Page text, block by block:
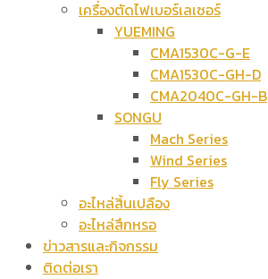
เครื่องตัดไฟเบอร์เลเซอร์
YUEMING
CMA1530C-G-E
CMA1530C-GH-D
CMA2040C-GH-B
SONGU
Mach Series
Wind Series
Fly Series
อะไหล่สิ้นเปลือง
อะไหล่สึกหรอ
ข่าวสารและกิจกรรม
ติดต่อเรา